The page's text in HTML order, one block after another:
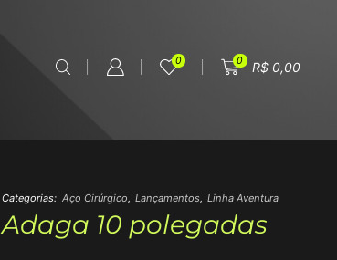
0 0 R$0,00
Categorias: Aço Cirúrgico, Lançamentos, Linha Aventura
Adaga 10 polegadas